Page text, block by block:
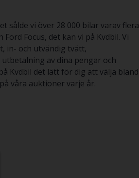
sålde vi över 28 000 bilar varav flera
Focus, det kan vi på Kvdbil. Vi
in- och utvändig tvätt,
av dina pengar och
Kvdbil det lätt för dig att välja bland
våra auktioner varje år.